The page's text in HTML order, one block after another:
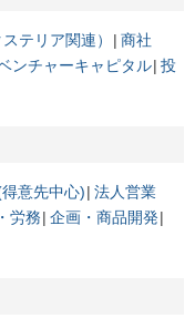
テリア関連）
商社
ンチャーキャピタル 投
意先中心) 法人営業
労務 企画・商品開発